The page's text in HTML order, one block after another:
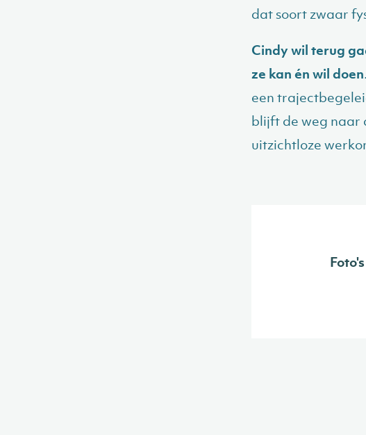
dat soort zwaar
Cindy wil terug
ze kan én wil doen
een
blijft de weg naar
uitzichtloze